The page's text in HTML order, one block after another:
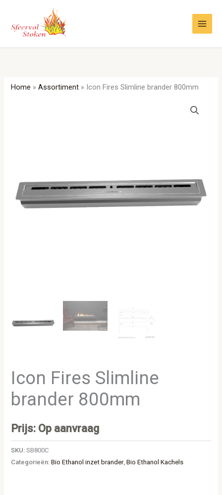
inhoud
Home »Assortiment » Icon Fires Slimline brander 800mm
Icon Fires Slimline
brander 800mm
Prijs: Op aanvraag
SKU:SB800C
Categorieën:Bio Ethanol inzet brander,Bio Ethanol Kachels